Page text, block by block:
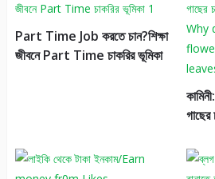
Part Time Job করতে চান?শিক্ষা
জীবনে Part Time চাকরির ভূমিকা